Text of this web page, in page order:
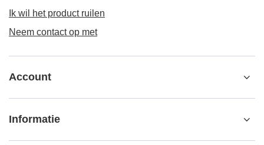
Ik wil het product ruilen
Neem contact op met
Account
Informatie